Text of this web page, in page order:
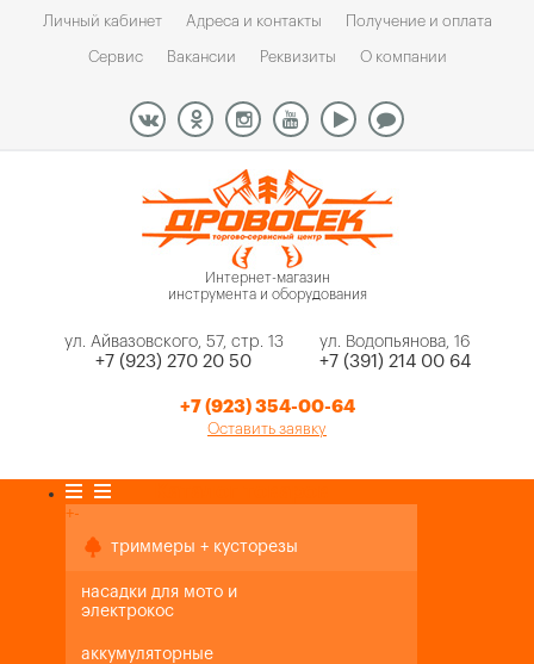
Личный кабинет Адреса и контакты Получение и оплата
Сервис Вакансии Реквизиты О компании
Интернет-магазин
инструмента и оборудования
ул. Айвазовского, 57, стр. 13
+7 (923) 270 20 50
ул. Водопьянова, 16
+7 (391) 214 00 64
+7 (923) 354-00-64
Оставить заявку
+-
триммеры + кусторезы
насадки для мото и
электрокос
аккумуляторные